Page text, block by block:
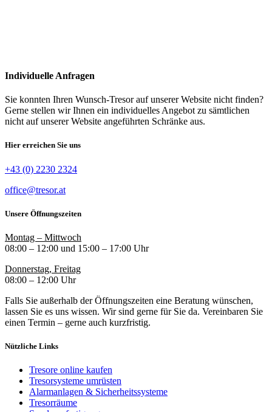
Individuelle Anfragen
Sie konnten Ihren Wunsch-Tresor auf unserer Website nicht finden?
Gerne stellen wir Ihnen ein individuelles Angebot zu sämtlichen
nicht auf unserer Website angeführten Schränke aus.
Hier erreichen Sie uns
+43 (0) 2230 2324
office@tresor.at
Unsere Öffnungszeiten
Montag – Mittwoch
08:00 – 12:00 und 15:00 – 17:00 Uhr
Donnerstag, Freitag
08:00 – 12:00 Uhr
Falls Sie außerhalb der Öffnungszeiten eine Beratung wünschen,
lassen Sie es uns wissen. Wir sind gerne für Sie da. Vereinbaren Sie
einen Termin – gerne auch kurzfristig.
Nützliche Links
Tresore online kaufen
Tresorsysteme umrüsten
Alarmanlagen & Sicherheitssysteme
Tresorräume